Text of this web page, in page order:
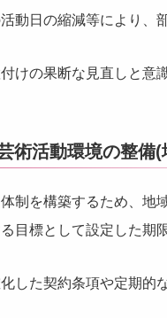
動日の縮減等により、
けの果断な見直しと意
術活動環境の整備
制を構築するため、地
目標として設定した期
した契約条項や定期的